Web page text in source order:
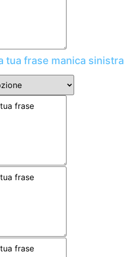
tua frase manica sinistra